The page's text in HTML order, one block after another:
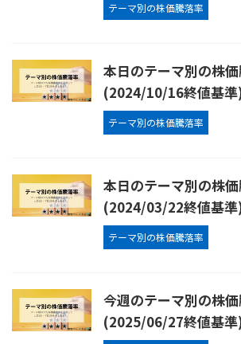
テーマ別の株価騰落率
本日のテーマ別の株
(2024/10/16終値基
テーマ別の株価騰落率
本日のテーマ別の株
(2024/03/22終値基
テーマ別の株価騰落率
今週のテーマ別の株
(2025/06/27終値基